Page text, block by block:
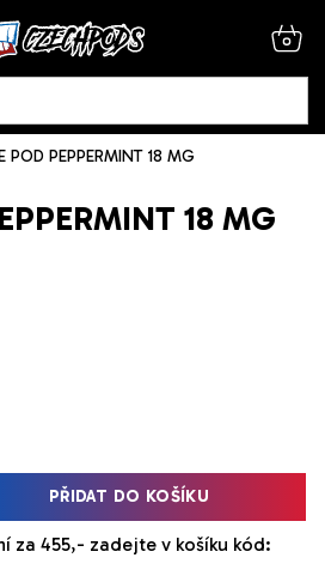
POD PEPPERMINT 18 MG
18 MG
PŘIDAT DO KOŠÍKU
za 455,- zadejte v košíku kód: